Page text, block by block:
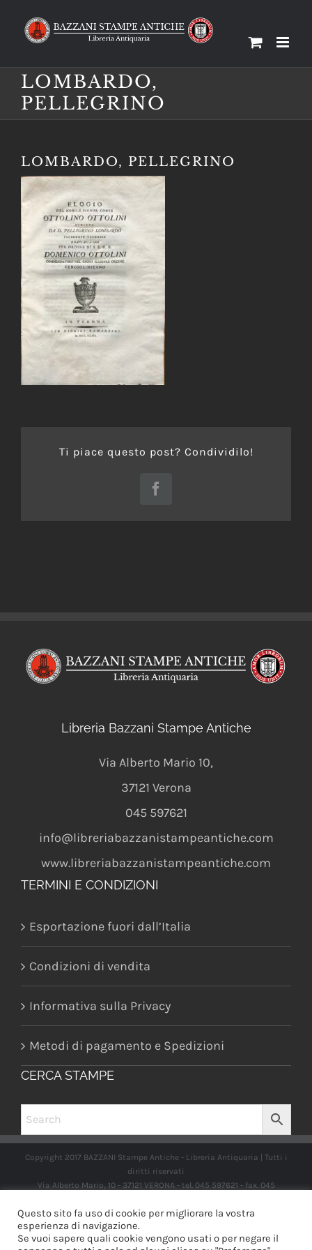
LOMBARDO,
PELLEGRINO
LOMBARDO, PELLEGRINO
Ti piace questo post? Condividilo!
Facebook
Libreria Bazzani Stampe Antiche
Via Alberto Mario 10,
37121 Verona
045 597621
info@libreriabazzanistampeantiche.com
www.libreriabazzanistampeantiche.com
TERMINI E CONDIZIONI
Esportazione fuori dall’Italia
Condizioni di vendita
Informativa sulla Privacy
Metodi di pagamento e Spedizioni
CERCA STAMPE
Copyright 2017 BAZZANI Stampe Antiche - Libreria Antiquaria | Tutti i
diritti riservati
Via Alberto Mario, 10 - 37121 VERONA - tel. 045 597621 - fax. 045
IT03989970235
Questo sito fa uso di cookie per migliorare la vostra
esperienza di navigazione.
Se vuoi sapere quali cookie vengono usati o per negare il